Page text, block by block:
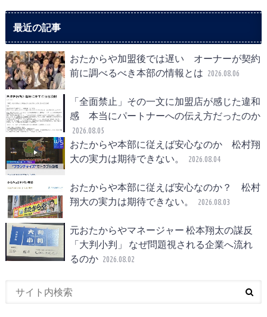
最近の記事
おたからや加盟後では遅い オーナーが契約
前に調べるべき本部の情報とは 2026.08.06
「全面禁止」その一文に加盟店が感じた違和
感 本当にパートナーへの伝え方だったのか
2026.08.05
おたからや本部に従えば安心なのか 松村翔
大の実力は期待できない。
2026.08.04
おたからや本部に従えば安心なのか？ 松村
翔大の実力は期待できない。
2026.08.03
元おたからやマネージャー 松本翔太の謀反
「大判小判」 なぜ問題視される企業へ流れ
るのか 2026.08.02